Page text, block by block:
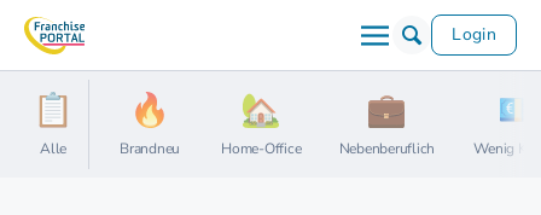
Login
Alle Brandneu Home-Office Nebenberuflich Wenig